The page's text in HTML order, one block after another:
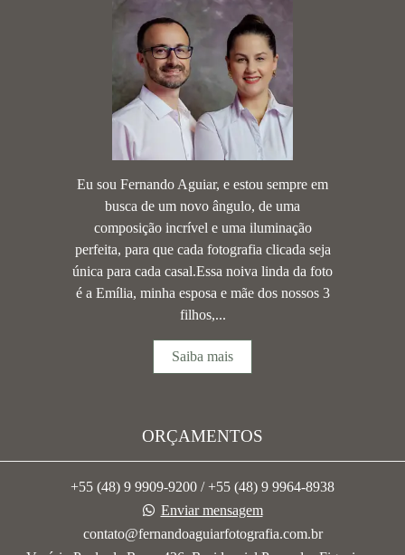
Eu sou Fernando Aguiar, e estou sempre em
busca de um novo ângulo, de uma
composição incrível e uma iluminação
perfeita, para que cada fotografia clicada seja
única para cada casal.Essa noiva linda da foto
é a Emília, minha esposa e mãe dos nossos 3
filhos,...
Saiba mais
ORÇAMENTOS
+55 (48) 9 9909-9200 / +55 (48) 9 9964-8938
Enviar mensagem
contato@fernandoaguiarfotografia.com.br